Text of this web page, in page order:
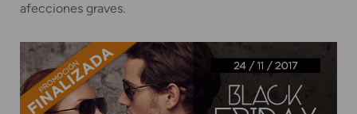
afecciones graves.